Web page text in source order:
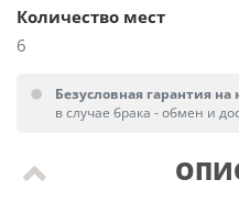
Количество мест
6
Безусловная гарантия
в случае брака - обмен и